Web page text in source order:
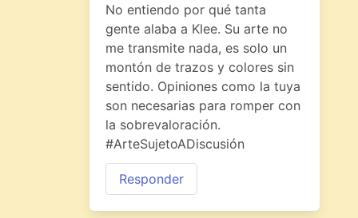
No entiendo por qué tanta
gente alaba a Klee. Su arte no
me transmite nada, es solo un
montón de trazos y colores sin
sentido. Opiniones como la tuya
son necesarias para romper con
la sobrevaloración.
#ArteSujetoADiscusión
Responder